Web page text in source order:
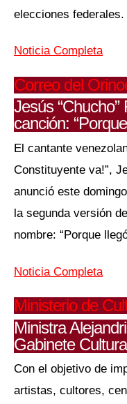
elecciones federales.
Noticia Completa
Correo del
Jesús
canción:
El cantante
Constituyente va!”,
anunció este
la segunda versión
nombre: “Porque
Noticia Completa
Ministerio de
Ministra
Gabinete
Con el objetivo de
artistas, cultores,